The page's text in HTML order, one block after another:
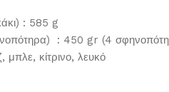
: 585 g
: 450 gr (4
κίτρινο, λευκό